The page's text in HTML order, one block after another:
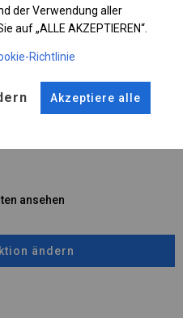
Stahl ca.fi 54 mm
ansehen
ändern
der Verwendung aller
auf „ALLE AKZEPTIEREN“.
Richtlinie
Akzeptiere alle